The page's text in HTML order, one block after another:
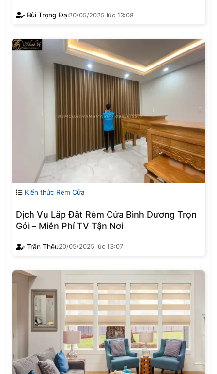
Bùi Trọng Đại20/05/2025 lúc 13:08
Kiến thức Rèm Cửa
Dịch Vụ Lắp Đặt Rèm Cửa Bình Dương Trọn
Gói – Miễn Phí TV Tận Nơi
Trần Thêu20/05/2025 lúc 13:07